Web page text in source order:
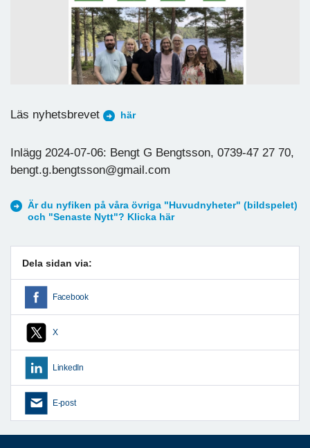
Läs nyhetsbrevet här
Inlägg 2024-07-06: Bengt G Bengtsson, 0739-47 27 70,
bengt.g.bengtsson@gmail.com
Är du nyfiken på våra övriga "Huvudnyheter" (bildspelet)
och "Senaste Nytt"? Klicka här
Dela sidan via:
Facebook
X
LinkedIn
E-post